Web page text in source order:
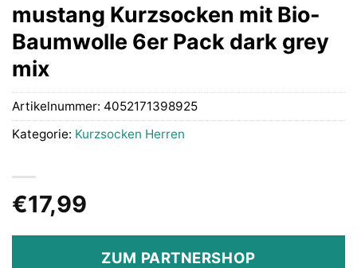
mustang Kurzsocken mit Bio-
Baumwolle 6er Pack dark grey
mix
€17,99
ZUM PARTNERSHOP
Artikelnummer: 4052171398925
Kategorie: Kurzsocken Herren